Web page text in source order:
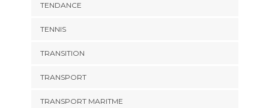
TENDANCE
TENNIS
TRANSITION
TRANSPORT
TRANSPORT MARITME